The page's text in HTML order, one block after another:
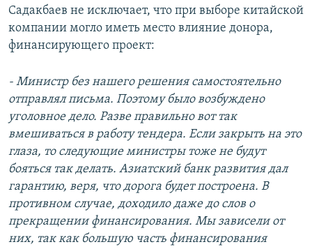
Садакбаев не исключает, что при выборе китайской
компании могло иметь место влияние донора,
финансирующего проект:
- Министр без нашего решения самостоятельно
отправлял письма. Поэтому было возбуждено
уголовное дело. Разве правильно вот так
вмешиваться в работу тендера. Если закрыть на это
глаза, то следующие министры тоже не будут
бояться так делать. Азиатский банк развития дал
гарантию, веря, что дорога будет построена. В
противном случае, доходило даже до слов о
прекращении финансирования. Мы зависели от
них, так как большую часть финансирования